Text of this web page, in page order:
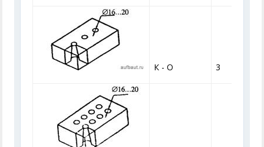
К - О 3